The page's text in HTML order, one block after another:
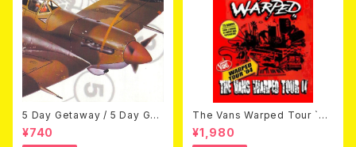
5 Day Getaway / 5 Day Get
away (CDEP)
¥740
The Vans Warped Tour `04
Beyond Warped (国内盤DV
D)
¥1,980